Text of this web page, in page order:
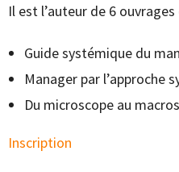
Il est l’auteur de 6
Guide systémique du
Manager par l’approche
Du microscope au
Inscription